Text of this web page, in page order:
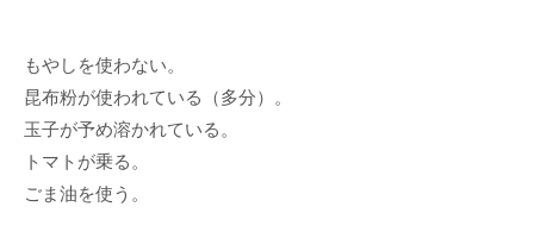
もやしを使わない。
昆布粉が使われている（多分）。
玉子が予め溶かれている。
トマトが乗る。
ごま油を使う。